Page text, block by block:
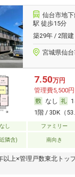
仙台市地
駅 徒歩15分
築29年 / 2階建
宮城県仙
7.50万円
管理費5,500円
なし
1階 / 3DK（
し ファミリー
隣含) 南向き
以上×管理戸数東北トッ